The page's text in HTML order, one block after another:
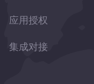
应用授权
集成对接